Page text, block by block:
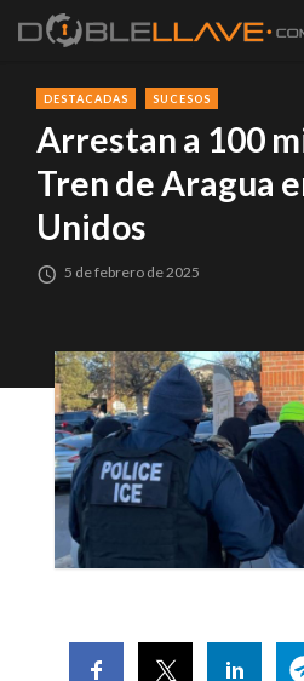
DESTACADAS SUCESOS
Arrestan a 100
Tren de Aragua
Unidos
5 de febrero de 2025